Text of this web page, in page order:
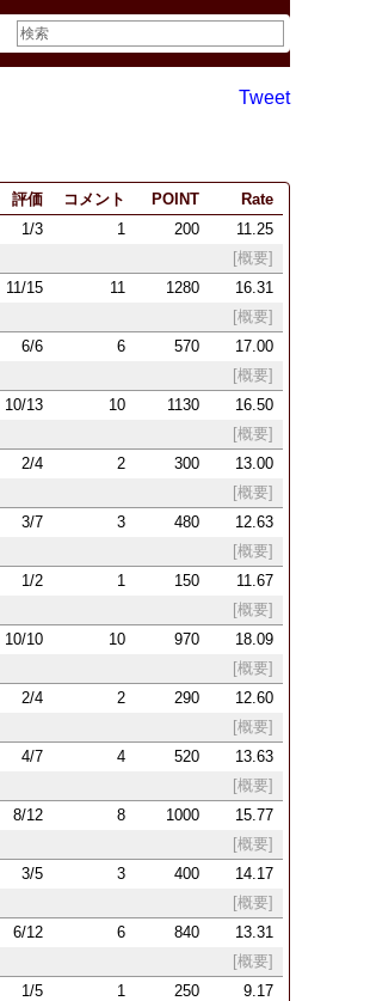
Tweet
評価 コメント POINT
Rate
1/3 1 200
11.25
[概要]
11/15 11 1280
16.31
[概要]
6/6 6 570
17.00
[概要]
10/13 10 1130
16.50
[概要]
2/4 2 300
13.00
[概要]
3/7 3 480
12.63
[概要]
1/2 1 150
11.67
[概要]
10/10 10 970
18.09
[概要]
2/4 2 290
12.60
[概要]
4/7 4 520
13.63
[概要]
8/12 8 1000
15.77
[概要]
3/5 3 400
14.17
[概要]
6/12 6 840
13.31
[概要]
1/5 1 250
9.17